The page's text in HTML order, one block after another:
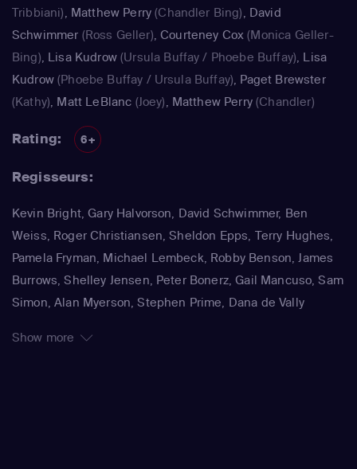
Tribbiani), Matthew Perry (Chandler Bing), David
Schwimmer (Ross Geller),Courteney Cox (Monica Geller-
Bing), Lisa Kudrow(Ursula Buffay / Phoebe Buffay), Lisa
Kudrow(Phoebe Buffay / Ursula Buffay), Paget Brewster
(Kathy), Matt LeBlanc (Joey), Matthew Perry(Chandler)
Rating: 6+
Regisseurs:
Kevin Bright, Gary Halvorson, David Schwimmer, Ben
Weiss, Roger Christiansen, Sheldon Epps, Terry Hughes,
Pamela Fryman, Michael Lembeck, Robby Benson, James
Burrows, Shelley Jensen, Peter Bonerz, Gail Mancuso, Sam
Simon, Alan Myerson, Stephen Prime, Dana de Vally
Show more